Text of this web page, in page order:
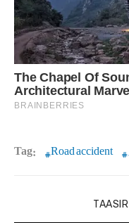
Tag: Road accident